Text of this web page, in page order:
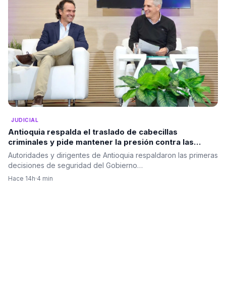
JUDICIAL
Antioquia respalda el traslado de cabecillas
criminales y pide mantener la presión contra las
estructuras ilegales
Autoridades y dirigentes de Antioquia respaldaron las primeras
decisiones de seguridad del Gobierno…
Hace 14h·4 min